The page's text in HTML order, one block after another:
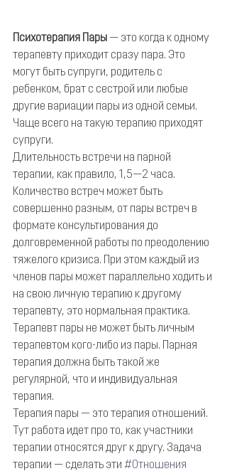
Психотерапия Пары — это когда к одному
терапевту приходит сразу пара. Это
могут быть супруги, родитель с
ребенком, брат с сестрой или любые
другие вариации пары из одной семьи.
Чаще всего на такую терапию приходят
супруги.
Длительность встречи на парной
терапии, как правило, 1,5—2 часа.
Количество встреч может быть
совершенно разным, от пары встреч в
формате консультирования до
долговременной работы по преодолению
тяжелого кризиса. При этом каждый из
членов пары может параллельно ходить и
на свою личную терапию к другому
терапевту, это нормальная практика.
Терапевт пары не может быть личным
терапевтом кого-либо из пары. Парная
терапия должна быть такой же
регулярной, что и индивидуальная
терапия.
Терапия пары — это терапия отношений.
Тут работа идет про то, как участники
терапии относятся друг к другу. Задача
терапии — сделать эти #Отношения